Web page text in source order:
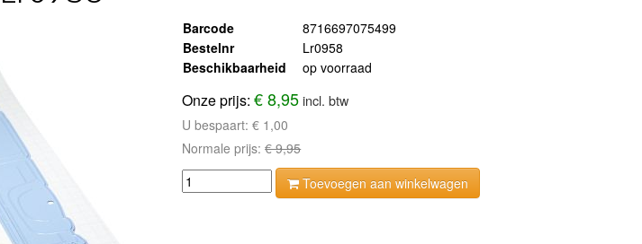
Barcode
8716697075499
Bestelnr
Lr0958
Beschikbaarheid
op voorraad
Onze prijs:€ 8,95 incl. btw
U bespaart:€ 1,00
Normale prijs:€ 9,95
Toevoegen aan winkelwagen